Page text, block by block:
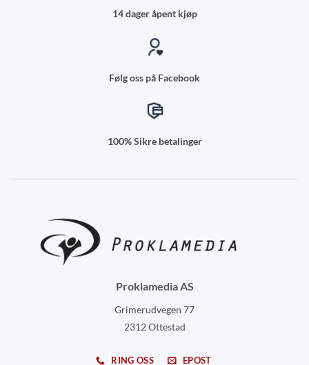
14 dager åpent kjøp
Følg oss på Facebook
100% Sikre betalinger
Proklamedia AS
Grimerudvegen 77
2312 Ottestad
RING OSS EPOST